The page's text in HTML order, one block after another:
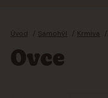
Úvod Samohýl Krmiva
Ovce